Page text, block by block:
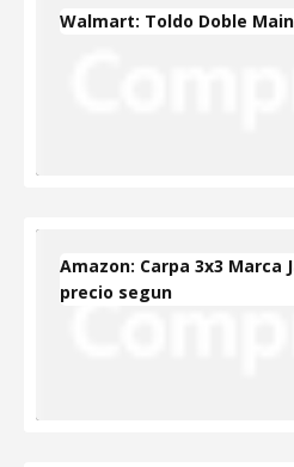
Walmart: Toldo Doble
Amazon: Carpa 3x3 Marca
precio segun